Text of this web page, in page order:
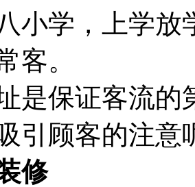
小学，上学放
客。
是保证客流
引顾客的注意
修